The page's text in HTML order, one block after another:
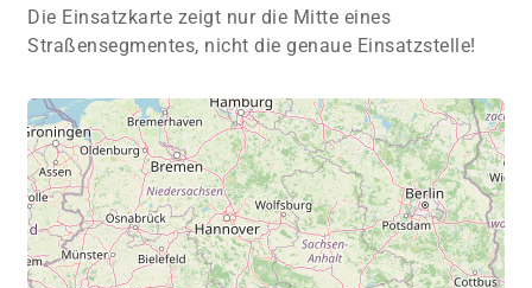
Die Einsatzkarte zeigt nur die Mitte eines
Straßensegmentes, nicht die genaue Einsatzstelle!